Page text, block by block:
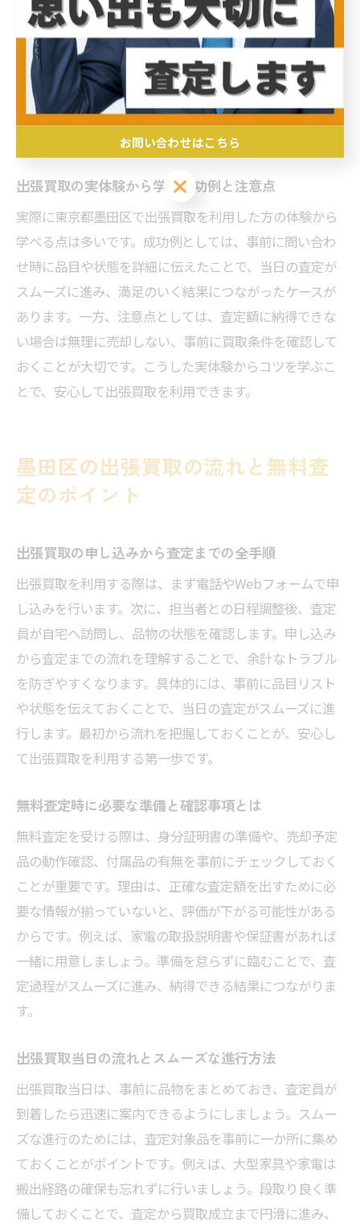
ります。上手に使い分けることで、より効率的に不要品
を現金化できます。例えば、即時に売りたい場合はリサ
イクルショップへの持ち込み、量が多い・大型品の場合
は出張買取が便利です。自分の状況や品物の内容に合わ
せて選択することで、時間や手間を節約しながら、最大
限のメリットを得ることができます。
出張買取の実体験から学ぶ成功例と注意点
実際に東京都墨田区で出張買取を利用した方の体験から
学べる点は多いです。成功例としては、事前に問い合わ
せ時に品目や状態を詳細に伝えたことで、当日の査定が
スムーズに進み、満足のいく結果につながったケースが
あります。一方、注意点としては、査定額に納得できな
い場合は無理に売却しない、事前に買取条件を確認して
おくことが大切です。こうした実体験からコツを学ぶこ
とで、安心して出張買取を利用できます。
墨田区の出張買取の流れと無料査
定のポイント
出張買取の申し込みから査定までの全手順
出張買取を利用する際は、まず電話やWebフォームで申
し込みを行います。次に、担当者との日程調整後、査定
員が自宅へ訪問し、品物の状態を確認します。申し込み
から査定までの流れを理解することで、余計なトラブル
を防ぎやすくなります。具体的には、事前に品目リスト
や状態を伝えておくことで、当日の査定がスムーズに進
行します。最初から流れを把握しておくことが、安心し
て出張買取を利用する第一歩です。
無料査定時に必要な準備と確認事項とは
無料査定を受ける際は、身分証明書の準備や、売却予定
品の動作確認、付属品の有無を事前にチェックしておく
ことが重要です。理由は、正確な査定額を出すために必
要な情報が揃っていないと、評価が下がる可能性がある
からです。例えば、家電の取扱説明書や保証書があれば
一緒に用意しましょう。準備を怠らずに臨むことで、査
定過程がスムーズに進み、納得できる結果につながりま
す。
出張買取当日の流れとスムーズな進行方法
出張買取当日は、事前に品物をまとめておき、査定員が
到着したら迅速に案内できるようにしましょう。スムー
ズな進行のためには、査定対象品を事前に一か所に集め
ておくことがポイントです。例えば、大型家具や家電は
搬出経路の確保も忘れずに行いましょう。段取り良く準
備しておくことで、査定から買取成立まで円滑に進み、
お問い合わせはこちら
お問い合わせはこちら